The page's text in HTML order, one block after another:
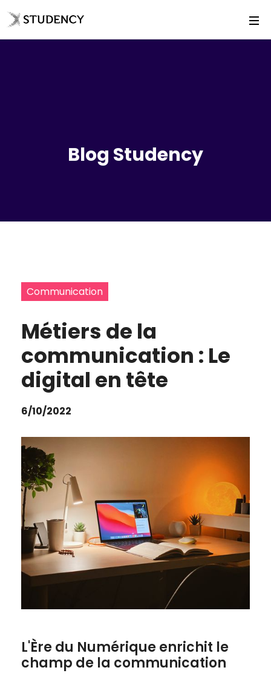
Blog Studency
Communication
Métiers de la
communication : Le
digital en tête
6/10/2022
L'Ère du Numérique enrichit le
champ de la communication